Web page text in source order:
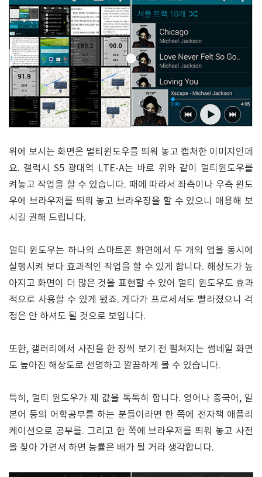
위에 보시는 화면은 멀티윈도우를 띄워 놓고 캡처한 이미지인데
요. 갤럭시 S5 광대역 LTE-A는 바로 위와 같이 멀티윈도우를
켜놓고 작업을 할 수 있습니다. 때에 따라서 좌측이나 우측 윈도
우에 브라우저를 띄워 놓고 브라우징을 할 수 있으니 애용해 보
시길 권해 드립니다.
멀티 윈도우는 하나의 스마트폰 화면에서 두 개의 앱을 동시에
실행시켜 보다 효과적인 작업을 할 수 있게 합니다. 해상도가 높
아지고 화면이 더 많은 것을 표현할 수 있어 멀티 윈도우도 효과
적으로 사용할 수 있게 됐죠. 게다가 프로세서도 빨라졌으니 걱
정은 안 하셔도 될 것으로 보입니다.
또한, 갤러리에서 사진을 한 장씩 보기 전 펼쳐지는 썸네일 화면
도 높아진 해상도로 선명하고 깔끔하게 볼 수 있습니다.
특히, 멀티 윈도우가 제 값을 톡톡히 합니다. 영어나 중국어, 일
본어 등의 어학공부를 하는 분들이라면 한 쪽에 전자책 애플리
케이션으로 공부를. 그리고 한 쪽에 브라우저를 띄워 놓고 사전
을 찾아 가면서 하면 능률은 배가 될 거라 생각합니다.